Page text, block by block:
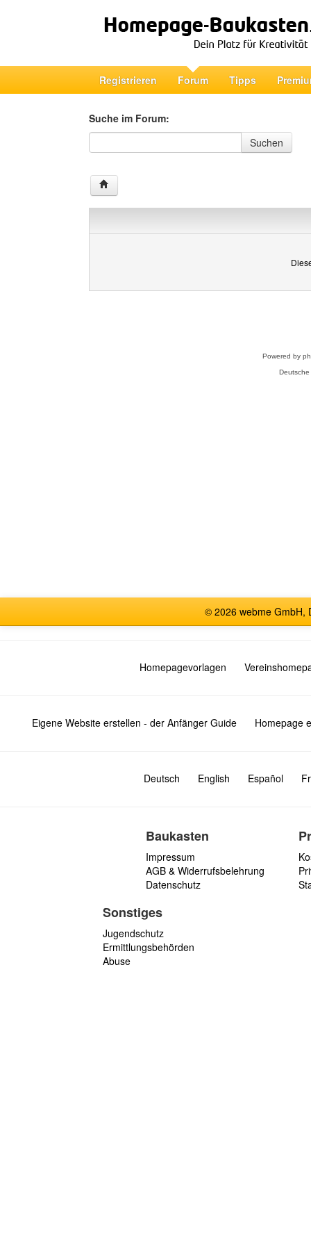
Registrieren Forum Tipps
Suche im Forum:
Suche im Forum
Suchen
Powered by
© 2026 webme GmbH,
Homepagevorlagen
Eigene Website erstellen - der Anfänger Guide Homepage
Deutsch English Español
Baukasten
Impressum
AGB & Widerrufsbelehrung
Datenschutz
Sonstiges
Jugendschutz
Ermittlungsbehörden
Abuse